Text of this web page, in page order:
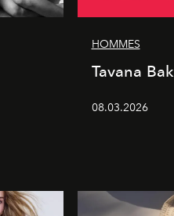
HOMMES
Tavana
08.03.2026